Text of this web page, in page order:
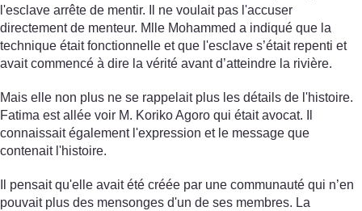
l'esclave arrête de mentir. Il ne voulait pas l'accuser
directement de menteur. Mlle Mohammed a indiqué que la
technique était fonctionnelle et que l'esclave s’était repenti et
avait commencé à dire la vérité avant d’atteindre la rivière.
Mais elle non plus ne se rappelait plus les détails de l'histoire.
Fatima est allée voir M. Koriko Agoro qui était avocat. Il
connaissait également l'expression et le message que
contenait l'histoire.
Il pensait qu'elle avait été créée par une communauté qui n’en
pouvait plus des mensonges d'un de ses membres. La